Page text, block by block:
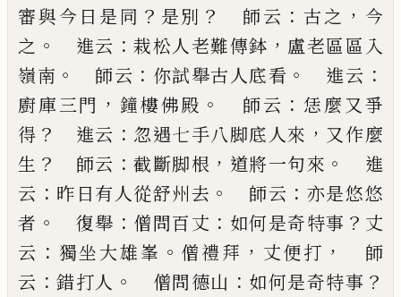
審與今日是同 ？ 是別 ？ 師云 ： 古之 ， 今
之 。 進云 ：栽松人老難傳鉢 ， 盧老區區入
嶺南 。 師云 ： 你試舉古人底看 。 進云 ：
廚庫三門 ， 鐘樓佛殿 。 師云 ： 恁麼又爭
得 ？ 進云 ： 忽遇七手八脚底人來 ， 又作麼
生 ？ 師云 ：截斷脚根 ， 道將一句來 。
進
云 ： 昨日有人從舒州去 。 師云 ： 亦是悠悠
者 。 復舉 ： 僧問百丈 ： 如何是奇特事 ？ 丈
云 ： 獨坐大雄峯 。 僧禮拜 ， 丈便打 ，
師
云 ：錯打人 。 僧問德山 ： 如何是奇特事 ？